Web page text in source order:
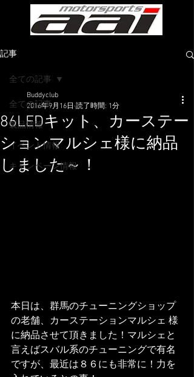
記事
全ての記事
製品情報
イベント情報
キャンペーン情報
全ての記事
86LEDキット、カーステー
ションマルシェ様に納品
しました～！
Buddyclub
2016年9月16日 読了時間: 1分
本日は、群馬のチューニングショップ
の老舗、カーステーションマルシェ 様
に納品させて頂きました！マルシェと
言えばスバル系のチューニングで有名
ですが、最近は８６にも非常に！力を